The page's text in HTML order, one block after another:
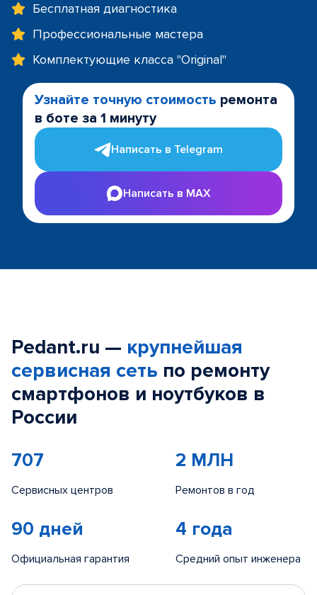
Бесплатная диагностика
Профессиональные мастера
Комплектующие класса "Original"
Узнайте точную стоимость ремонта
в боте за 1 минуту
Написать в Telegram
Написать в MAX
Pedant.ru — крупнейшая
сервисная сеть по ремонту
смартфонов и ноутбуков в
России
707
Сервисных центров
2 МЛН
Ремонтов в год
90 дней
Официальная гарантия
4 года
Средний опыт инженера